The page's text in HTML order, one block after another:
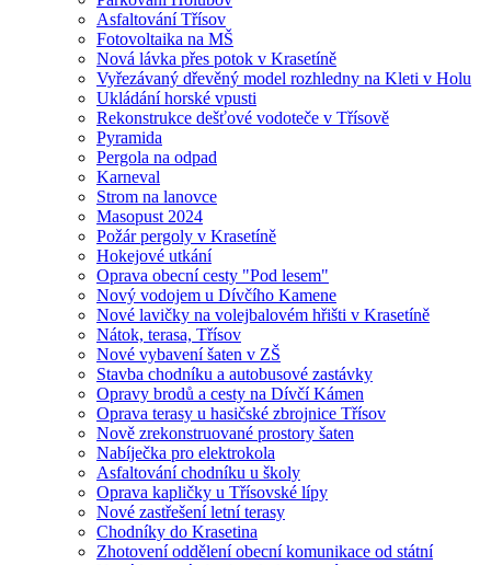
Asfaltování Třísov
Fotovoltaika na MŠ
Nová lávka přes potok v Krasetíně
Vyřezávaný dřevěný model rozhledny na Kleti v Holu
Ukládání horské vpusti
Rekonstrukce dešťové vodoteče v Třísově
Pyramida
Pergola na odpad
Karneval
Strom na lanovce
Masopust 2024
Požár pergoly v Krasetíně
Hokejové utkání
Oprava obecní cesty "Pod lesem"
Nový vodojem u Dívčího Kamene
Nové lavičky na volejbalovém hřišti v Krasetíně
Nátok, terasa, Třísov
Nové vybavení šaten v ZŠ
Stavba chodníku a autobusové zastávky
Opravy brodů a cesty na Dívčí Kámen
Oprava terasy u hasičské zbrojnice Třísov
Nově zrekonstruované prostory šaten
Nabíječka pro elektrokola
Asfaltování chodníku u školy
Oprava kapličky u Třísovské lípy
Nové zastřešení letní terasy
Chodníky do Krasetina
Zhotovení oddělení obecní komunikace od státní